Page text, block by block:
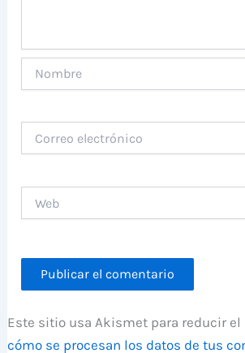
electrónico
Este sitio usa Akismet para reducir
cómo se procesan los datos de tus